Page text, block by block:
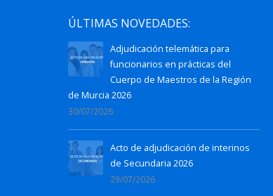
ÚLTIMAS NOVEDADES:
Adjudicación telemática para
funcionarios en prácticas del
Cuerpo de Maestros de la Región
de Murcia 2026
30/07/2026
Acto de adjudicación de interinos
de Secundaria 2026
29/07/2026